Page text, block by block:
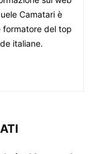
Camatari è
formatore del top
italiane.